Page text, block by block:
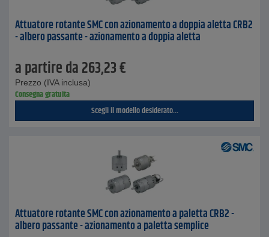
Attuatore rotante SMC con azionamento a doppia aletta CRB2
- albero passante - azionamento a doppia aletta
a partire da263,23€
Prezzo (IVA inclusa)
Consegna gratuita
Scegli il modello desiderato...
Attuatore rotante SMC con azionamento a paletta CRB2 -
albero passante - azionamento a paletta semplice